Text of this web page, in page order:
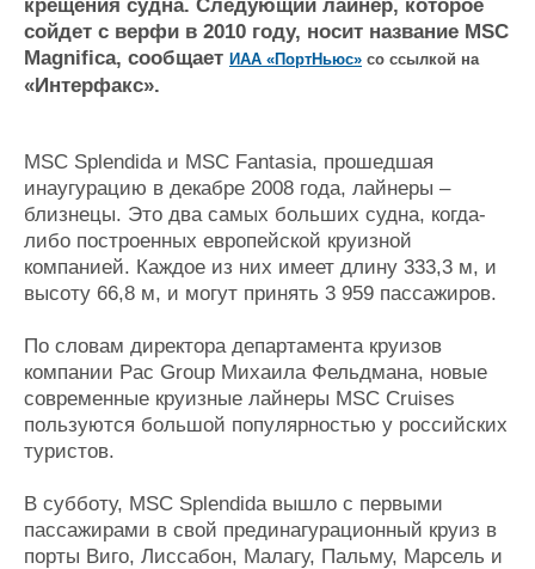
Реклама
Конференции
Личности
Словарь
Форум
Отзывы
Все службы
крещения судна. Следующий лайнер, которое
сойдет с верфи в 2010 году, носит название MSC
Magnifica, сообщает ИАА «ПортНьюс» со ссылкой на
«Интерфакс».
MSC Splendida и MSC Fantasia, прошедшая
инаугурацию в декабре 2008 года, лайнеры –
близнецы. Это два самых больших судна, когда-
либо построенных европейской круизной
компанией. Каждое из них имеет длину 333,3 м, и
высоту 66,8 м, и могут принять 3 959 пассажиров.
По словам директора департамента круизов
компании Pac Group Михаила Фельдмана, новые
современные круизные лайнеры MSC Cruises
пользуются большой популярностью у российских
туристов.
В субботу, MSC Splendida вышло с первыми
пассажирами в свой прединагурационный круиз в
порты Виго, Лиссабон, Малагу, Пальму, Марсель и